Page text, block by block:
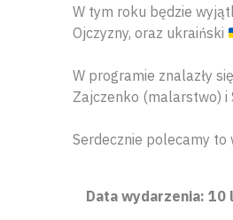
W tym roku będzie
Ojczyzny, oraz ukraiński
W programie znalazły
Zajczenko (malarstwo) i
Serdecznie polecamy to
Data wydarzenia: